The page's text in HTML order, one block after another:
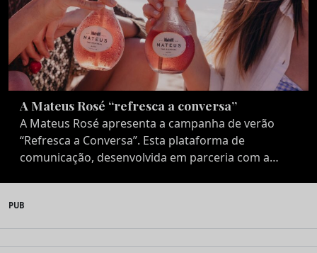
A Mateus Rosé “refresca a conversa”
A Mateus Rosé apresenta a campanha de verão
“Refresca a Conversa”. Esta plataforma de
comunicação, desenvolvida em parceria com a…
PUB